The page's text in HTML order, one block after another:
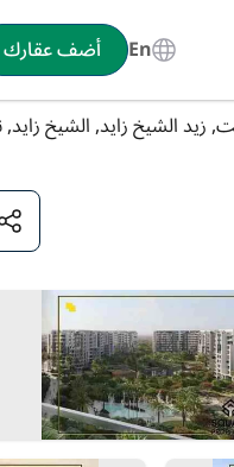
En أضف عقارك